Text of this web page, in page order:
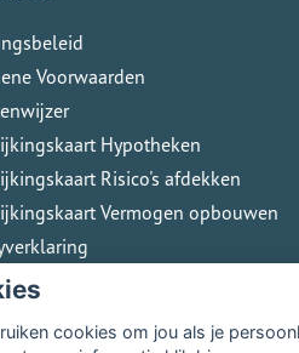
cookies om jou als je
Voorwaarden
Hypotheken
Risico's afdekken
Vermogen opbouwen